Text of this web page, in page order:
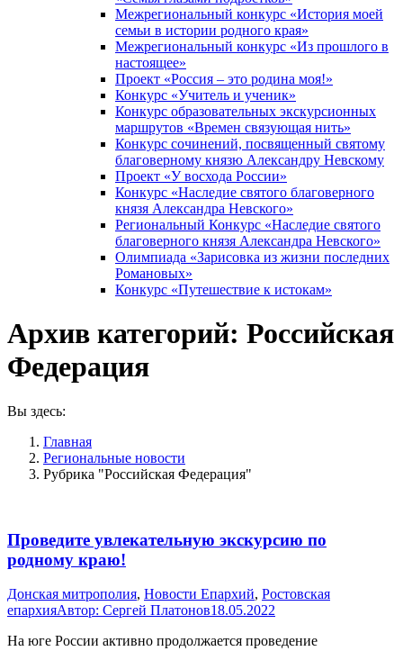
Межрегиональный конкурс «История моей
семьи в истории родного края»
Межрегиональный конкурс «Из прошлого в
настоящее»
Проект «Россия – это родина моя!»
Конкурс «Учитель и ученик»
Конкурс образовательных экскурсионных
маршрутов «Времен связующая нить»
Конкурс сочинений, посвященный святому
благоверному князю Александру Невскому
Проект «У восхода России»
Конкурс «Наследие святого благоверного
князя Александра Невского»
Региональный Конкурс «Наследие святого
благоверного князя Александра Невского»
Олимпиада «Зарисовка из жизни последних
Романовых»
Конкурс «Путешествие к истокам»
Архив категорий: Российская
Федерация
Вы здесь:
Главная
Pегиональные новости
Рубрика "Российская Федерация"
Проведите увлекательную экскурсию по
родному краю!
Донская митрополия, Новости Епархий, Ростовская
епархияАвтор: Сергей Платонов18.05.2022
На юге России активно продолжается проведение